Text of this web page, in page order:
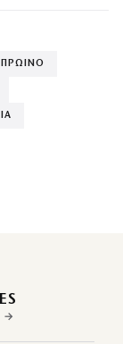
ΠΡΩΙΝΟ
→